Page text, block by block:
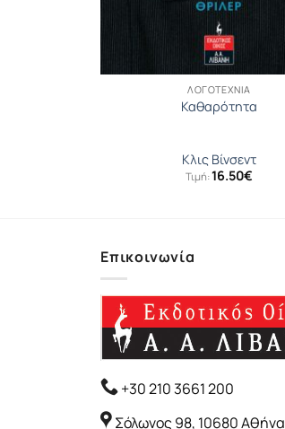
ΛΟΓΟΤΕΧΝΊΑ
Καθαρότητα
Κλις Βίνσεντ
Τιμή:16.50€
Επικοινωνία
+30 210 3661 200
Σόλωνος 98, 10680 Αθήνα